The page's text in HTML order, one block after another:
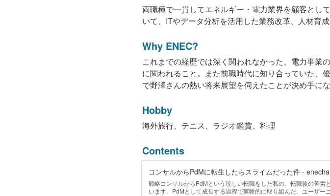
両職種で一貫してエネルギー・電力業界を顧客とし
いて、ITやデータ分析を活用した業務改革、人材育成
Why ENEC?
これまでの経歴では深く関われなかった、電力事業
に関われること。また前職時代に知り合っていた、
で野澤さんの熱い将来展望を伺えたことが決め手にな
Hobby
海外旅行、テニス、ラジオ鑑賞、料理
Contents
コンサルからPdMに転生したらスライムだった件 -
戦略コンサルからPdMという珍しい転職をした私の、転職後の苦労
います。PdMとして成長する過程で実験的に取り組んだ、ユーザー